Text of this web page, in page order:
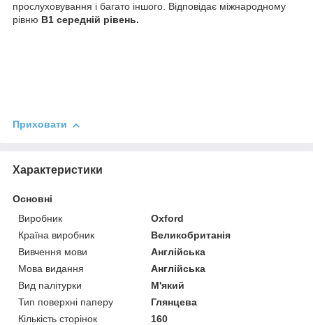
прослуховування і багато іншого. Відповідає міжнародному
рівню В1 середній рівень.
Приховати
Характеристики
Основні
Виробник
Oxford
Країна виробник
Великобританія
Вивчення мови
Англійська
Мова видання
Англійська
Вид палітурки
М'який
Тип поверхні паперу
Глянцева
Кількість сторінок
160